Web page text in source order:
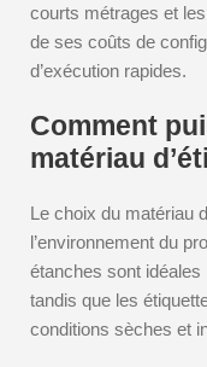
courts métrages et
de ses coûts de
d’exécution rapides.
Comment
matériau
Le choix du matériau
l’environnement du
étanches sont idéales
tandis que les
conditions sèches et